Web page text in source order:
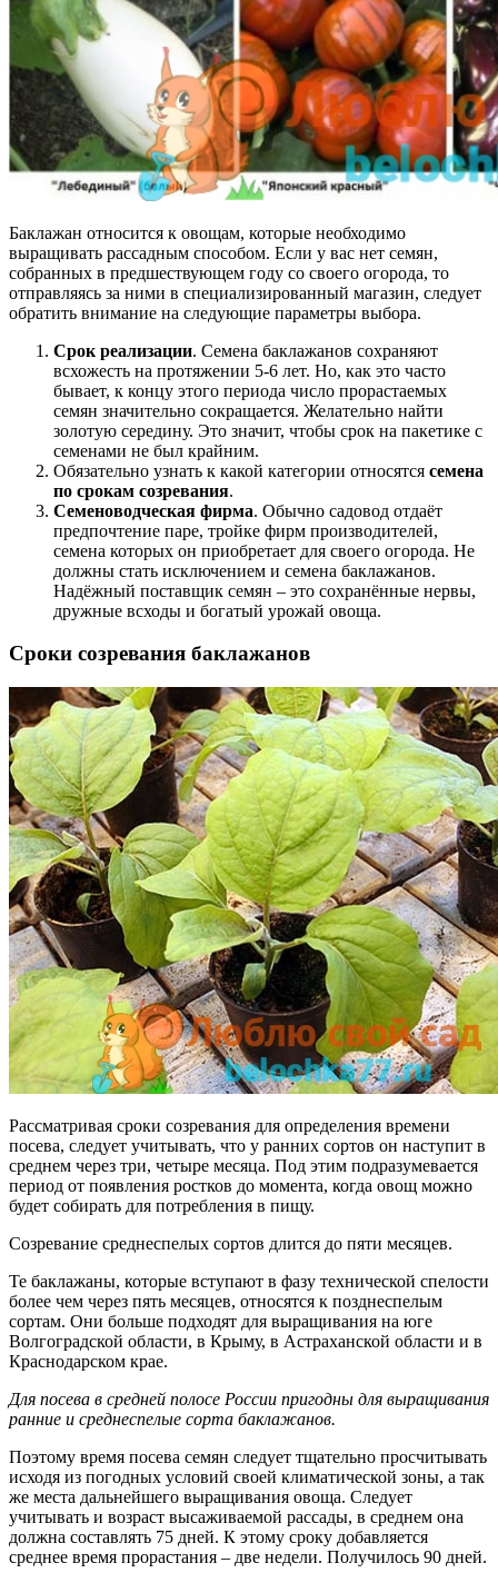
Баклажан относится к овощам, которые необходимо
выращивать рассадным способом. Если у вас нет семян,
собранных в предшествующем году со своего огорода, то
отправляясь за ними в специализированный магазин, следует
обратить внимание на следующие параметры выбора.
Срок реализации. Семена баклажанов сохраняют
всхожесть на протяжении 5-6 лет. Но, как это часто
бывает, к концу этого периода число прорастаемых
семян значительно сокращается. Желательно найти
золотую середину. Это значит, чтобы срок на пакетике с
семенами не был крайним.
Обязательно узнать к какой категории относятся семена
по срокам созревания.
Семеноводческая фирма. Обычно садовод отдаёт
предпочтение паре, тройке фирм производителей,
семена которых он приобретает для своего огорода. Не
должны стать исключением и семена баклажанов.
Надёжный поставщик семян – это сохранённые нервы,
дружные всходы и богатый урожай овоща.
Сроки созревания баклажанов
Рассматривая сроки созревания для определения времени
посева, следует учитывать, что у ранних сортов он наступит в
среднем через три, четыре месяца. Под этим подразумевается
период от появления ростков до момента, когда овощ можно
будет собирать для потребления в пищу.
Созревание среднеспелых сортов длится до пяти месяцев.
Те баклажаны, которые вступают в фазу технической спелости
более чем через пять месяцев, относятся к позднеспелым
сортам. Они больше подходят для выращивания на юге
Волгоградской области, в Крыму, в Астраханской области и в
Краснодарском крае.
Для посева в средней полосе России пригодны для выращивания
ранние и среднеспелые сорта баклажанов.
Поэтому время посева семян следует тщательно просчитывать
исходя из погодных условий своей климатической зоны, а так
же места дальнейшего выращивания овоща. Следует
учитывать и возраст высаживаемой рассады, в среднем она
должна составлять 75 дней. К этому сроку добавляется
среднее время прорастания – две недели. Получилось 90 дней.